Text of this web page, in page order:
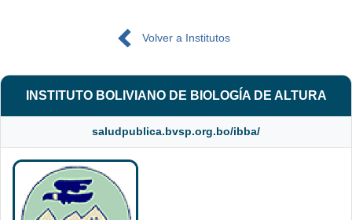
Volver a Institutos
INSTITUTO BOLIVIANO DE BIOLOGÍA DE ALTURA
saludpublica.bvsp.org.bo/ibba/